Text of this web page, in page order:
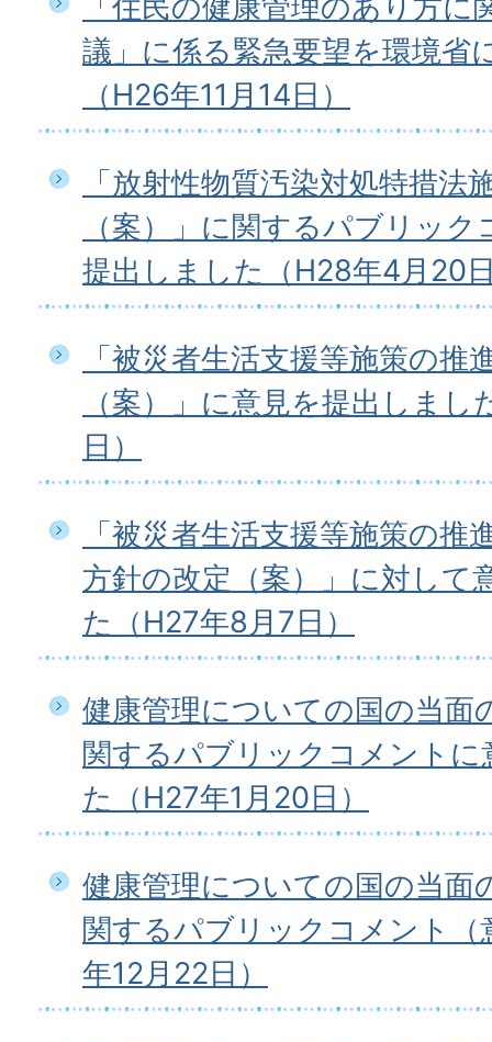
議」に係る緊急要望を環境省
（H26年11月14日）
「放射性物質汚染対処特措法
（案）」に関するパブリッ
提出しました（H28年4月20
「被災者生活支援等施策の推
（案）」に意見を提出しまし
日）
「被災者生活支援等施策の推
方針の改定（案）」に対して
た（H27年8月7日）
健康管理についての国の当面
関するパブリックコメントに
た（H27年1月20日）
健康管理についての国の当面
関するパブリックコメント（
年12月22日）